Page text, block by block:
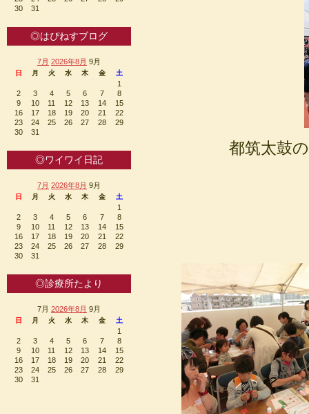
都筑太鼓の
30
31
◎はぴねすブログ
7月 2026年8月 9月
日 月 火 水 木 金 土
1
2
3 4 5 6 7
8
9
10 11 12 13 14
15
16
17 18 19 20 21
22
23
24 25 26 27 28
29
30
31
◎ワイワイ日記
7月 2026年8月 9月
日 月 火 水 木 金 土
1
2
3 4 5 6 7
8
9
10 11 12 13 14
15
16
17 18 19 20 21
22
23
24 25 26 27 28
29
30
31
◎診療所たより
7月 2026年8月 9月
日 月 火 水 木 金 土
1
2
3 4 5 6 7
8
9
10 11 12 13 14
15
16
17 18 19 20 21
22
23
24 25 26 27 28
29
30
31